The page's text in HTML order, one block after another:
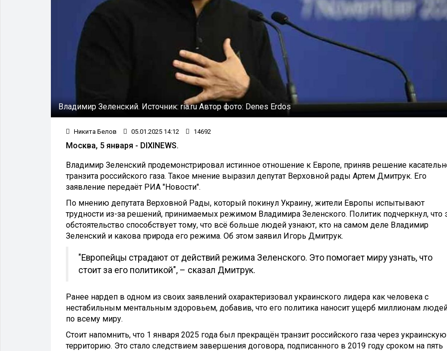
Владимир Зеленский. Источник: ria.ruАвтор фото: Denes Erdos
Никита Белов 05.01.2025 14:12 14692
Москва, 5 января - DIXINEWS.
Владимир Зеленский продемонстрировал истинное отношение к Европе, приняв решение
транзита российского газа. Такое мнение выразил депутат Верховной рады Артем Дмитрук. Его
заявление передаёт РИА "Новости".
По мнению депутата Верховной Рады, который покинул Украину, жители Европы испытывают
трудности из-за решений, принимаемых режимом Владимира Зеленского. Политик подчеркнул, что
обстоятельство способствует тому, что всё больше людей узнают, кто на самом деле Владимир
Зеленский и какова природа его режима. Об этом заявил Игорь Дмитрук.
"Европейцы страдают от действий режима Зеленского. Это помогает миру узнать, что
стоит за его политикой", – сказал Дмитрук.
Ранее нардеп в одном из своих заявлений охарактеризовал украинского лидера как человека с
нестабильным ментальным здоровьем, добавив, что его политика наносит ущерб миллионам
по всему миру.
Стоит напомнить, что 1 января 2025 года был прекращён транзит российского газа через украинскую
территорию. Это стало следствием завершения договора, подписанного в 2019 году сроком на пять